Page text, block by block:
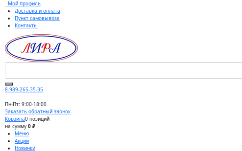
Мой профиль
Доставка и оплата
Пункт самовывоза
Контакты
8-989-265-35-35
Пн-Пт: 9:00-18:00
Заказать обратный звонок
Корзина0 позиций
на сумму 0 ₽
Меню
Акции
Новинки